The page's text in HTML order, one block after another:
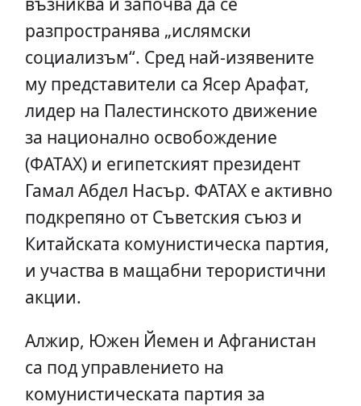
разпространява „ислямски
социализъм“. Сред най-изявените
му представители са Ясер Арафат,
лидер на Палестинското движение
за национално освобождение
(ФАТАХ) и египетският президент
Гамал Абдел Насър. ФАТАХ е активно
подкрепяно от Съветския съюз и
Китайската комунистическа партия,
и участва в мащабни терористични
акции.
Алжир, Южен Йемен и Афганистан
са под управлението на
комунистическата партия за